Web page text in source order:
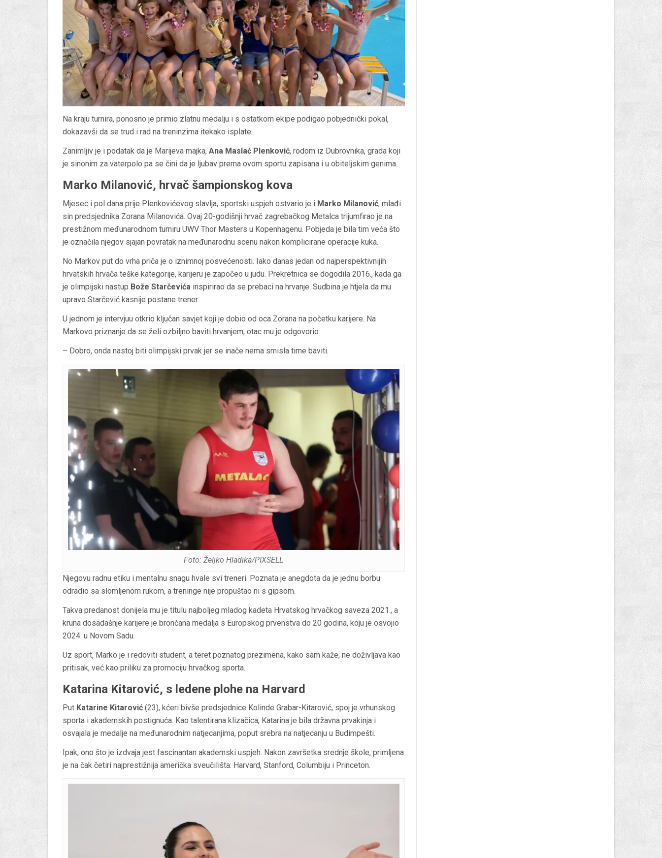
Na kraju turnira, ponosno je primio zlatnu medalju i s ostatkom ekipe podigao pobjednički pokal,
dokazavši da se trud i rad na treninzima itekako isplate.
Zanimljiv je i podatak da je Marijeva majka, Ana Maslać Plenković, rodom iz Dubrovnika, grada koji
je sinonim za vaterpolo pa se čini da je ljubav prema ovom sportu zapisana i u obiteljskim genima.
Marko Milanović, hrvač šampionskog kova
Mjesec i pol dana prije Plenkovićevog slavlja, sportski uspjeh ostvario je i Marko Milanović, mlađi
sin predsjednika Zorana Milanovića. Ovaj 20-godišnji hrvač zagrebačkog Metalca trijumfirao je na
prestižnom međunarodnom turniru UWV Thor Masters u Kopenhagenu. Pobjeda je bila tim veća što
je označila njegov sjajan povratak na međunarodnu scenu nakon komplicirane operacije kuka.
No Markov put do vrha priča je o iznimnoj posvećenosti. Iako danas jedan od najperspektivnijih
hrvatskih hrvača teške kategorije, karijeru je započeo u judu. Prekretnica se dogodila 2016., kada ga
je olimpijski nastup Bože Starčevića inspirirao da se prebaci na hrvanje. Sudbina je htjela da mu
upravo Starčević kasnije postane trener.
U jednom je intervjuu otkrio ključan savjet koji je dobio od oca Zorana na početku karijere. Na
Markovo priznanje da se želi ozbiljno baviti hrvanjem, otac mu je odgovorio:
– Dobro, onda nastoj biti olimpijski prvak jer se inače nema smisla time baviti.
Foto: Željko Hladika/PIXSELL
Njegovu radnu etiku i mentalnu snagu hvale svi treneri. Poznata je anegdota da je jednu borbu
odradio sa slomljenom rukom, a treninge nije propuštao ni s gipsom.
Takva predanost donijela mu je titulu najboljeg mladog kadeta Hrvatskog hrvačkog saveza 2021., a
kruna dosadašnje karijere je brončana medalja s Europskog prvenstva do 20 godina, koju je osvojio
2024. u Novom Sadu.
Uz sport, Marko je i redoviti student, a teret poznatog prezimena, kako sam kaže, ne doživljava kao
pritisak, već kao priliku za promociju hrvačkog sporta.
Katarina Kitarović, s ledene plohe na Harvard
Put Katarine Kitarović (23), kćeri bivše predsjednice Kolinde Grabar-Kitarović, spoj je vrhunskog
sporta i akademskih postignuća. Kao talentirana klizačica, Katarina je bila državna prvakinja i
osvajala je medalje na međunarodnim natjecanjima, poput srebra na natjecanju u Budimpešti.
Ipak, ono što je izdvaja jest fascinantan akademski uspjeh. Nakon završetka srednje škole, primljena
je na čak četiri najprestižnija američka sveučilišta: Harvard, Stanford, Columbiju i Princeton.